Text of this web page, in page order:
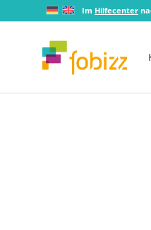
Im Hilfecenter